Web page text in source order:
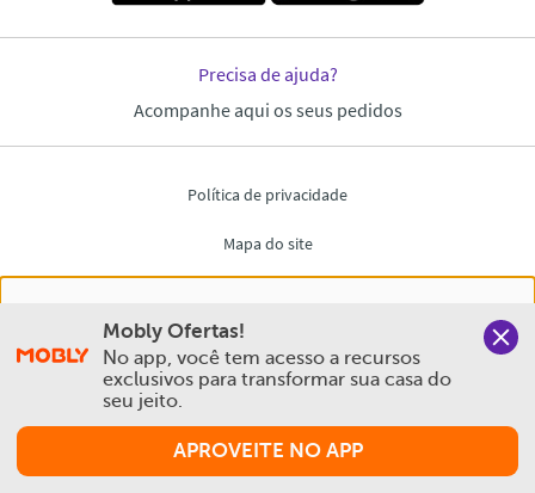
experiência na Mobly. Quando você navega no nosso site,
aceita esta condição
Política de Privacidade e Cookies
Mobly Ofertas!
No app, você tem acesso a recursos
exclusivos para transformar sua casa do
seu jeito.
APROVEITE NO APP